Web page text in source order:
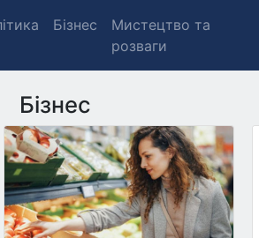
Бізнес
Мистецтво та
розваги
Бізнес